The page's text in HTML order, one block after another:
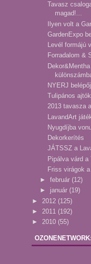
Tavasz
magad!...
Ilyen volt a
GardenExpo
Levél formájú
Forradalom &
NYERJ
Tulipános
2013 tavasza
LavandArt
Nyugdíjba
Dekorkerítés
JÁTSSZ a
Pipálva várd a
Friss virágok
► február (12)
► január (19)
► 2012 (125)
► 2011 (192)
► 2010 (55)